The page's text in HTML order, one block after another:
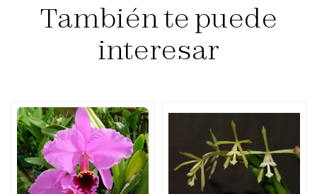
También te puede
interesar